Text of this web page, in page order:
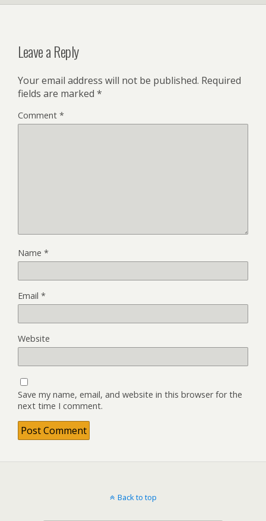
Leave a Reply
Your email address will not be published. Required
fields are marked *
Comment *
Name *
Email *
Website
Save my name, email, and website in this browser for the
next time I comment.
Back to top